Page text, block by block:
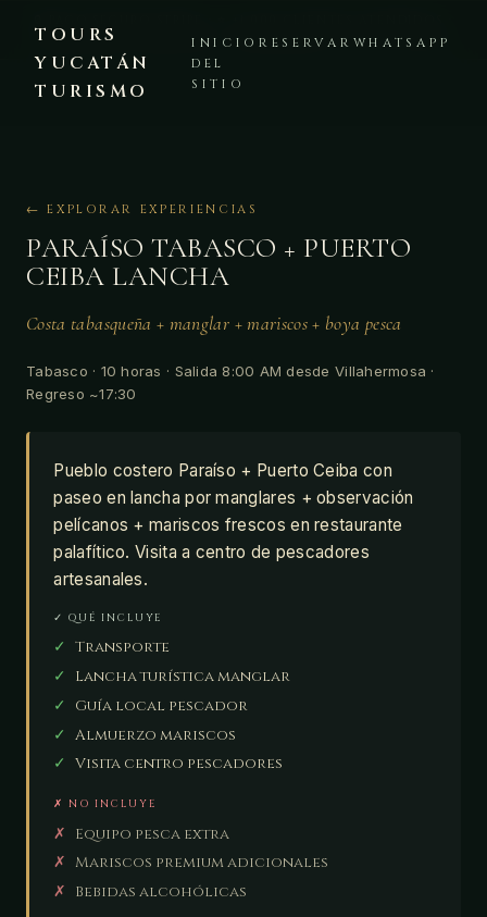
TOURS
YUCATÁN
TURISMO
INICIO
DEL
SITIO
RESERVAR WHATSAPP
PLATAFORMA VERIFICADA · 💬 WHATSAPP +52 999 225 8441
← EXPLORAR EXPERIENCIAS
PARAÍSO TABASCO + PUERTO
CEIBA LANCHA
Costa tabasqueña + manglar + mariscos + boya pesca
Tabasco · 10 horas · Salida 8:00 AM desde Villahermosa ·
Regreso ~17:30
Pueblo costero Paraíso + Puerto Ceiba con
paseo en lancha por manglares + observación
pelícanos + mariscos frescos en restaurante
palafítico. Visita a centro de pescadores
artesanales.
✓ QUÉ INCLUYE
✓
Transporte
✓
Lancha turística manglar
✓
Guía local pescador
✓
Almuerzo mariscos
✓
Visita centro pescadores
✗ NO INCLUYE
✗
Equipo pesca extra
✗ Mariscos premium adicionales
✗
Bebidas alcohólicas